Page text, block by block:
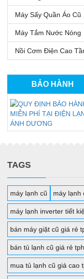
Máy Sấy Quần Áo Cũ
Máy Tắm Nước Nóng
Nồi Cơm Điện Cao
BẢO HÀNH
TAGS
máy lạnh cũ máy lạnh
máy lạnh inverter tiết
bán máy giặt cũ giá rẻ
bán tủ lạnh cũ giá rẻ
mua tủ lạnh cũ giá cao